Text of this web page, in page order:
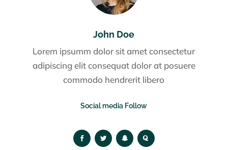
John Doe
Lorem ipsumm dolor sit amet consectetur
adipiscing elit consequat dolor at posuere
commodo hendrerit libero
Social media Follow